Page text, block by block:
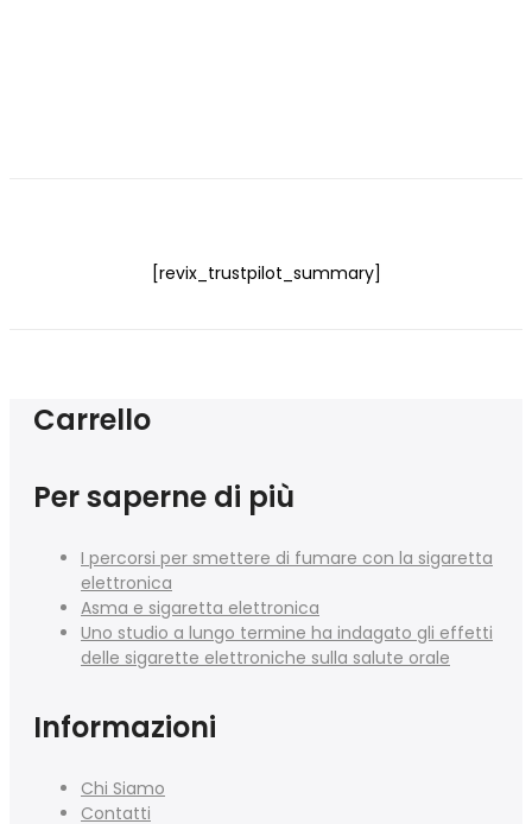
[revix_trustpilot_summary]
Carrello
Per saperne di più
I percorsi per smettere di fumare con la sigaretta
elettronica
Asma e sigaretta elettronica
Uno studio a lungo termine ha indagato gli effetti
delle sigarette elettroniche sulla salute orale
Informazioni
Chi Siamo
Contatti